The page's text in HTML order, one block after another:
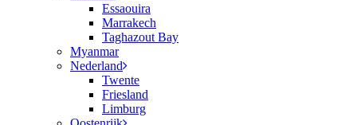
Essaouira
Marrakech
Taghazout Bay
Myanmar
Nederland
Twente
Friesland
Limburg